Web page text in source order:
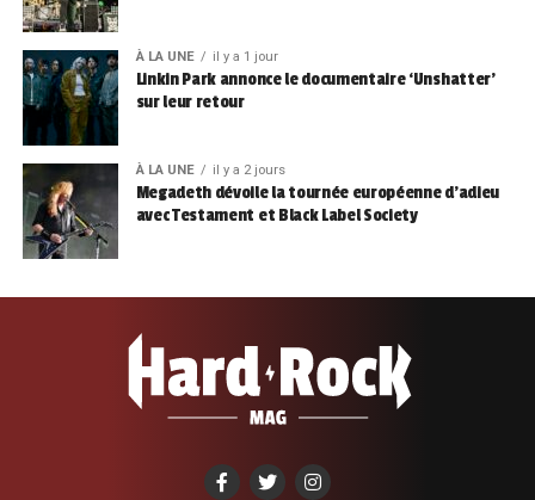
À LA UNE il y a 1 jour
Linkin Park annonce le documentaire ‘Unshatter’
sur leur retour
À LA UNE il y a 2 jours
Megadeth dévoile la tournée européenne d’adieu
avec Testament et Black Label Society